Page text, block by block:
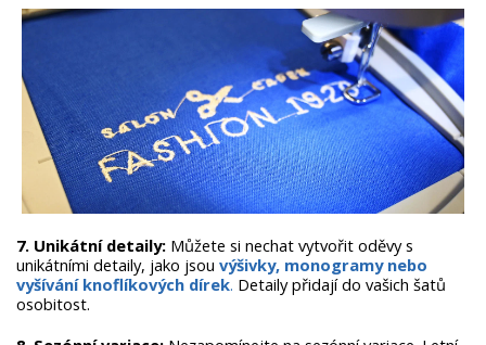
7. Unikátní detaily: Můžete si nechat vytvořit oděvy s
unikátními detaily, jako jsou výšivky, monogramy nebo
vyšívání knoflíkových dírek. Detaily přidají do vašich šatů
osobitost.